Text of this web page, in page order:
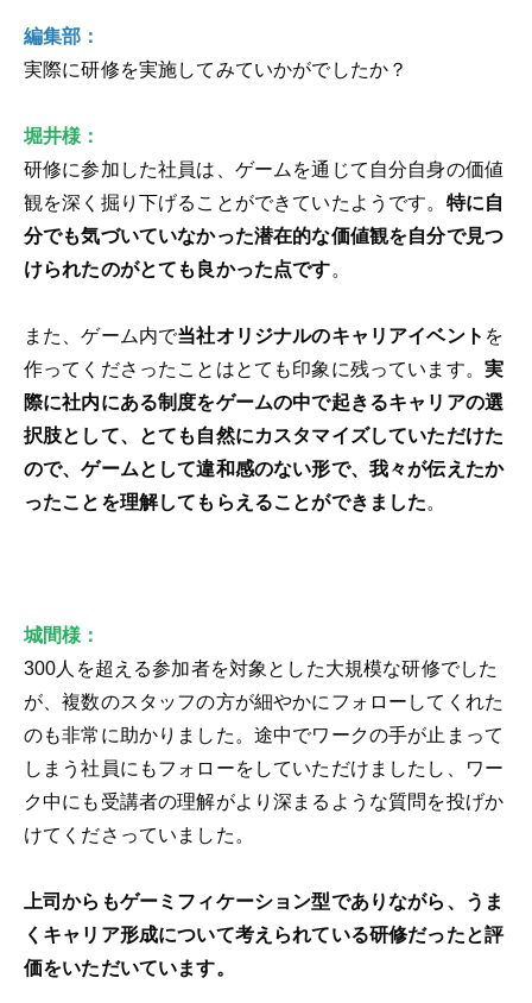
編集部：
実際に研修を実施してみていかがでしたか？
堀井様：
研修に参加した社員は、ゲームを通じて自分自身の価値
観を深く掘り下げることができていたようです。 特に自
分でも気づいていなかった潜在的な価値観を自分で見つ
けられたのがとても良かった点です。
また、ゲーム内で当社オリジナルのキャリアイベント を
作ってくださったことはとても印象に残っています。 実
際に社内にある制度をゲームの中で起きるキャリアの選
択肢として、とても自然にカスタマイズしていただけた
ので、ゲームとして違和感のない形で、我々が伝えたか
ったことを理解してもらえることができました。
城間様：
300人を超える参加者を対象とした大規模な研修でした
が、複数のスタッフの方が細やかにフォローしてくれた
のも非常に助かりました。途中でワークの手が止まって
しまう社員にもフォローをしていただけましたし、ワー
ク中にも受講者の理解がより深まるような質問を投げか
けてくださっていました。
上司からもゲーミフィケーション型でありながら、うま
くキャリア形成について考えられている研修だったと評
価をいただいています。